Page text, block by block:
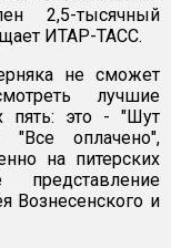
2,5-тысячный
ИТАР-ТАСС.
не сможет
лучшие
пять: это - "Шут
"Все оплачено",
на питерских
представление
Вознесенского и